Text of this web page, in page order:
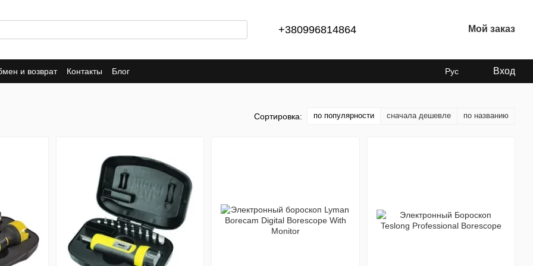
+380996814864 Мой заказ
и возврат Контакты Блог Рус Вход
Сортировка: по популярности сначала дешевле по названию